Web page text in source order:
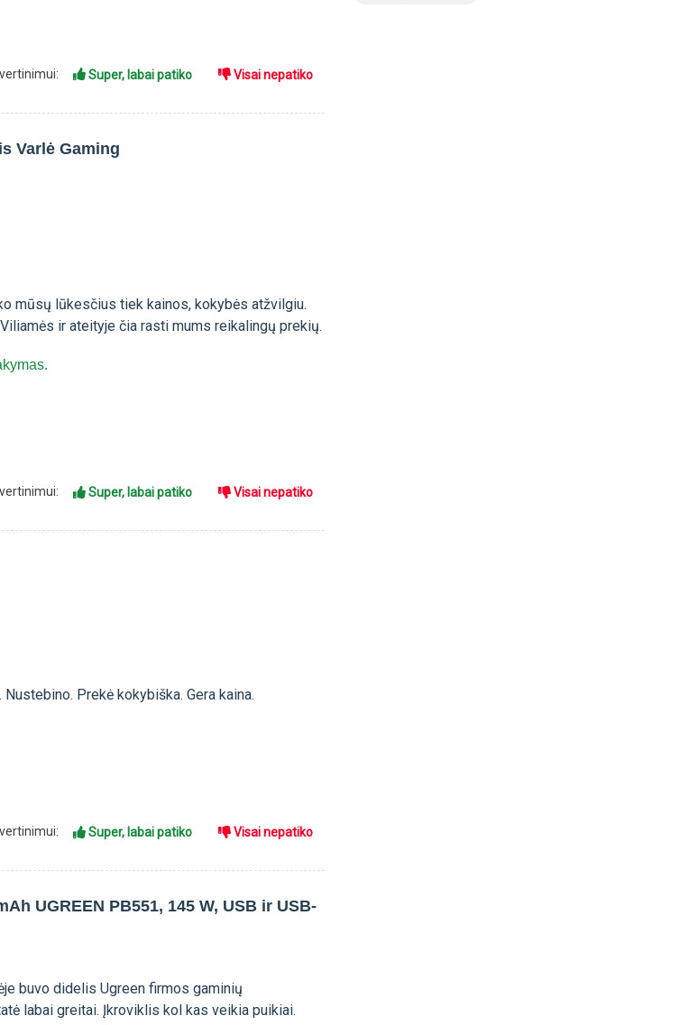
Super, labai patiko Visai nepatiko
Varlė Gaming
mūsų lūkesčius tiek kainos, kokybės atžvilgiu.
ir ateityje čia rasti mums reikalingų prekių.
Super, labai patiko Visai nepatiko
Prekė kokybiška. Gera kaina.
Super, labai patiko Visai nepatiko
UGREEN PB551, 145 W, USB ir USB-
buvo didelis Ugreen firmos gaminių
labai greitai. Įkroviklis kol kas veikia puikiai.